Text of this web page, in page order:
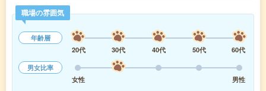
職場の雰囲気
年齢層
20代
30代 40代 50代
60代
男女比率
女性
男性